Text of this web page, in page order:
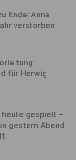
Ende: Anna
verstorben
für Herwig
heute gespielt –
gestern Abend